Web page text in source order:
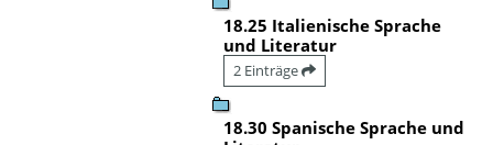
18.25 Italienische Sprache
und Literatur
2 Einträge
18.30 Spanische Sprache und